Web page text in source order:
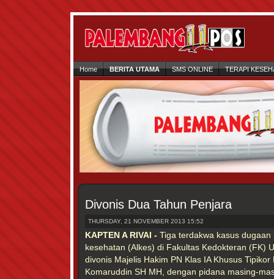
Home BERITA UTAMA SMS ONLINE TERAPI
Divonis Dua Tahun Penjara
THURSDAY, 21 NOVEMBER 2013 15:52
KAPTEN A RIVAI - Tiga terdakwa kasus
kesehatan (Alkes) di Fakultas Kedokteran (FK)
divonis Majelis Hakim PN Klas IA Khusus
Komaruddin SH MH, dengan pidana masing-